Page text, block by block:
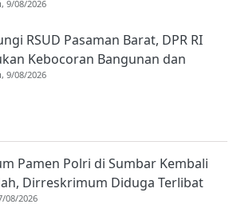
9/08/2026
RSUD Pasaman Barat, DPR RI
Kebocoran Bangunan dan
Alat
9/08/2026
Pamen Polri di Sumbar Kembali
Dirreskrimum Diduga Terlibat
dengan Seorang Sopir
08/2026